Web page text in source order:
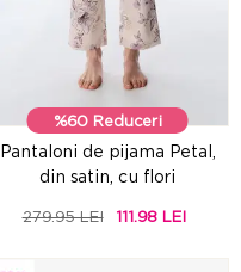
%60 Reduceri
Pantaloni de pijama Petal,
din satin, cu flori
279.95 LEI 111.98 LEI